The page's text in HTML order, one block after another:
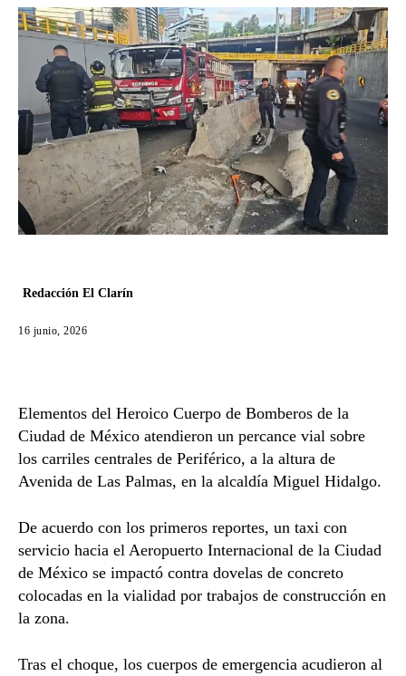
Redacción El Clarín
16 junio, 2026
Elementos del Heroico Cuerpo de Bomberos de la
Ciudad de México atendieron un percance vial sobre
los carriles centrales de Periférico, a la altura de
Avenida de Las Palmas, en la alcaldía Miguel Hidalgo.
De acuerdo con los primeros reportes, un taxi con
servicio hacia el Aeropuerto Internacional de la Ciudad
de México se impactó contra dovelas de concreto
colocadas en la vialidad por trabajos de construcción en
la zona.
Tras el choque, los cuerpos de emergencia acudieron al